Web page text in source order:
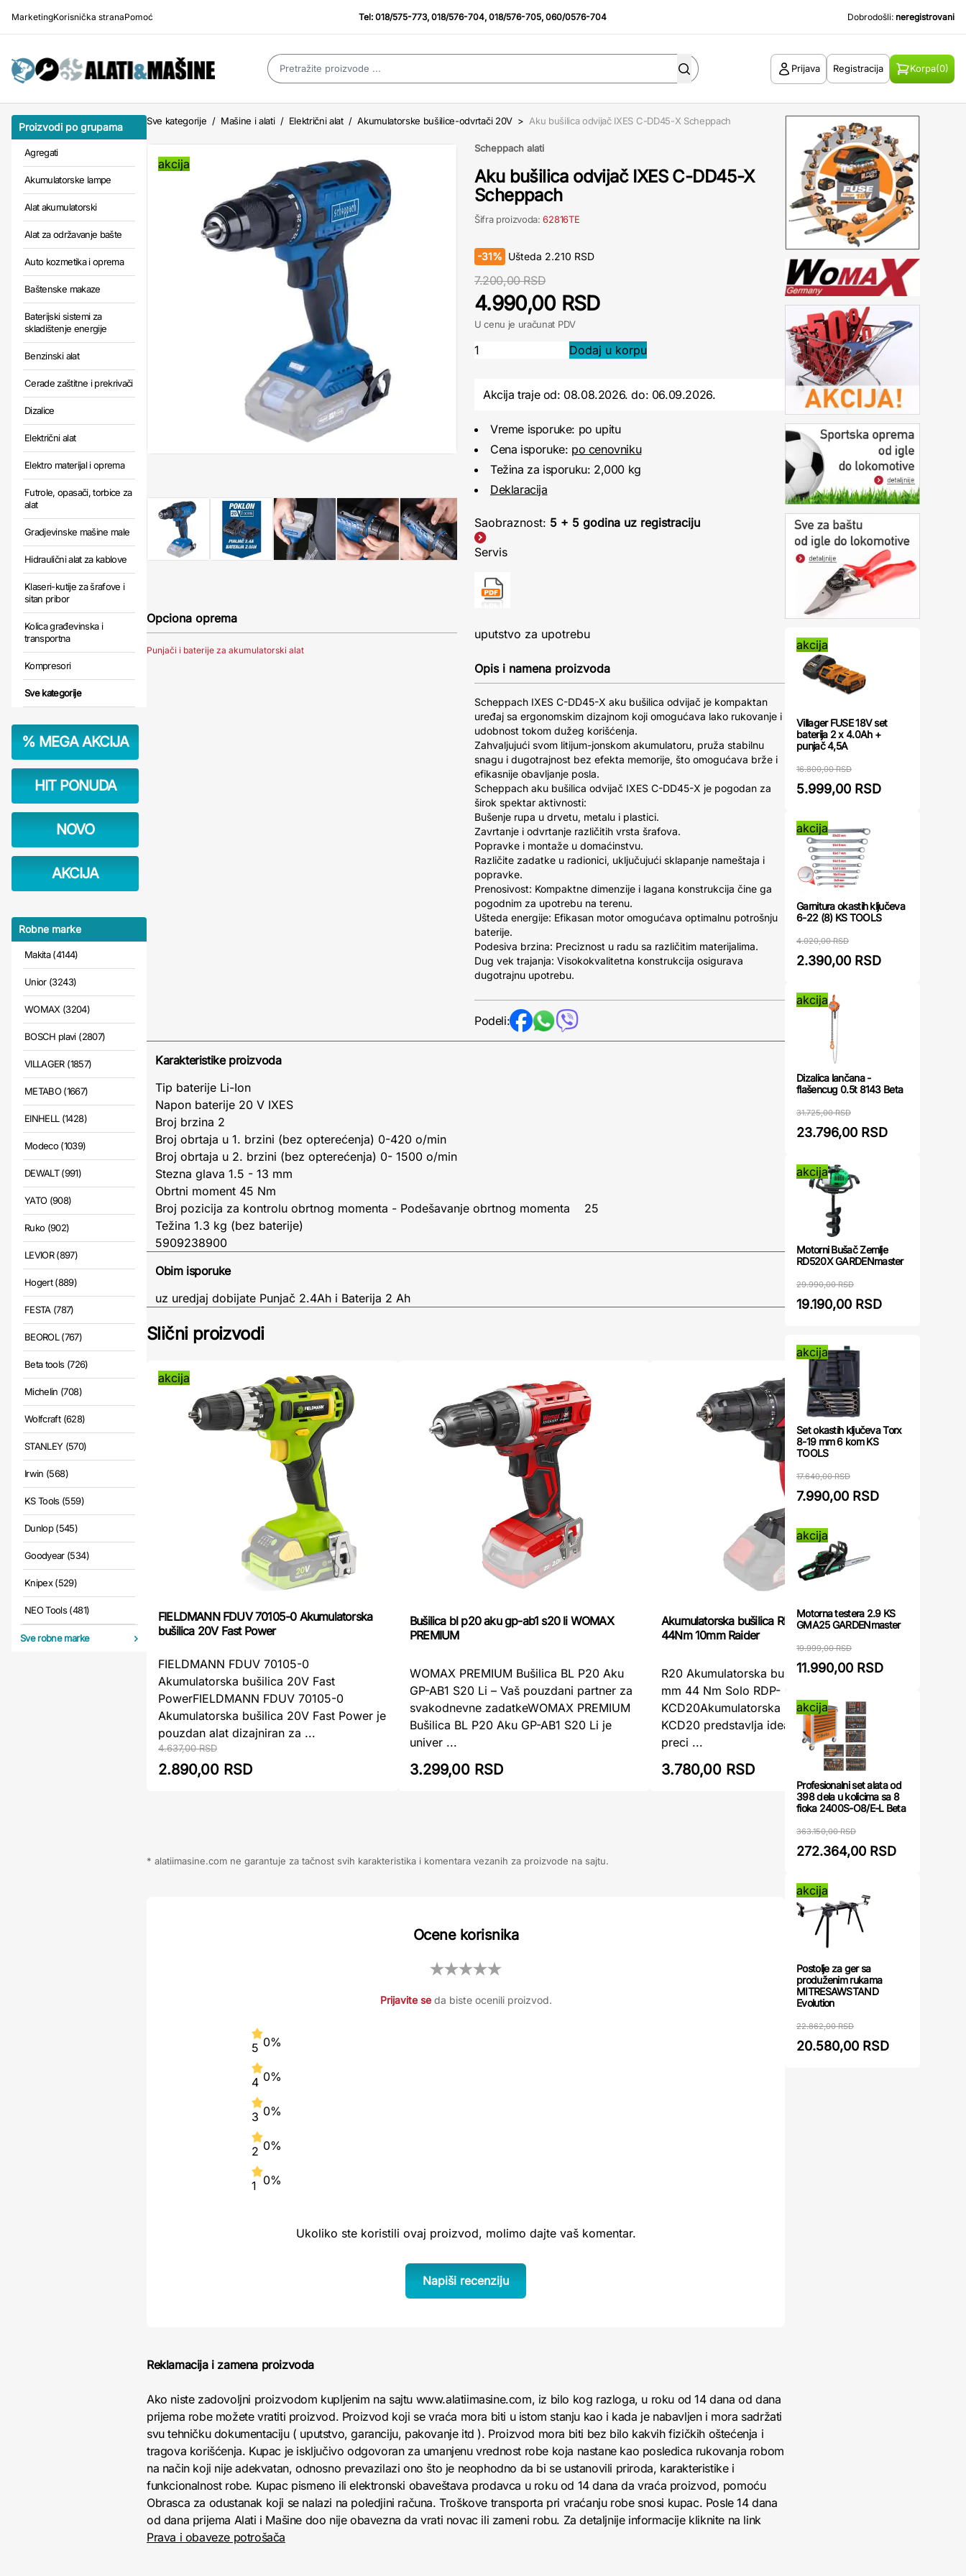
MarketingKorisnička stranaPomoć Tel:018/575-773,018/576-704,018/576-705,060/0576-704 Dobrodošli: neregistrovani
Prijava Registracija Korpa(0)
Proizvodi po grupama
Agregati
Akumulatorske lampe
Alat akumulatorski
Alat za održavanje bašte
Auto kozmetika i oprema
Baštenske makaze
Baterijski sistemi za
skladištenje energije
Benzinski alat
Cerade zaštitne i prekrivači
Dizalice
Električni alat
Elektro materijal i oprema
Futrole, opasači, torbice za
alat
Gradjevinske mašine male
Hidraulični alat za kablove
Klaseri-kutije za šrafove i
sitan pribor
Kolica građevinska i
transportna
Kompresori
Sve kategorije
% MEGA AKCIJA
HIT PONUDA
NOVO
AKCIJA
Robne marke
Makita (4144)
Unior (3243)
WOMAX (3204)
BOSCH plavi (2807)
VILLAGER (1857)
METABO (1667)
EINHELL (1428)
Modeco (1039)
DEWALT (991)
YATO (908)
Ruko (902)
LEVIOR (897)
Hogert (889)
FESTA (787)
BEOROL (767)
Beta tools (726)
Michelin (708)
Wolfcraft (628)
STANLEY (570)
Irwin (568)
KS Tools (559)
Dunlop (545)
Goodyear (534)
Knipex (529)
NEO Tools (481)
Sve robne marke
Sve kategorije / Mašine i alati / Električni alat / Akumulatorske bušilice-odvrtači 20V >Aku bušilica odvijač IXES C-DD45-X Scheppach
akcija
Opciona oprema
Punjači i baterije za akumulatorski alat
Scheppach alati
Aku bušilica odvijač IXES C-DD45-X
Scheppach
Šifra proizvoda:62816TE
-31% Ušteda 2.210 RSD
7.200,00 RSD
4.990,00 RSD
U cenu je uračunat PDV
Akcija traje od: 08.08.2026.do: 06.09.2026.
Vreme isporuke: po upitu
Cena isporuke: po cenovniku
Težina za isporuku: 2,000 kg
Deklaracija
Saobraznost: 5 + 5 godina uz registraciju
Servis
uputstvo za upotrebu
Opis i namena proizvoda
Scheppach IXES C-DD45-X aku bušilica odvijač je kompaktan
uređaj sa ergonomskim dizajnom koji omogućava lako rukovanje i
udobnost tokom dužeg korišćenja.
Zahvaljujući svom litijum-jonskom akumulatoru, pruža stabilnu
snagu i dugotrajnost bez efekta memorije, što omogućava brže i
efikasnije obavljanje posla.
Scheppach aku bušilica odvijač IXES C-DD45-X je pogodan za
širok spektar aktivnosti:
Bušenje rupa u drvetu, metalu i plastici.
Zavrtanje i odvrtanje različitih vrsta šrafova.
Popravke i montaže u domaćinstvu.
Različite zadatke u radionici, uključujući sklapanje nameštaja i
popravke.
Prenosivost: Kompaktne dimenzije i lagana konstrukcija čine ga
pogodnim za upotrebu na terenu.
Ušteda energije: Efikasan motor omogućava optimalnu potrošnju
baterije.
Podesiva brzina: Preciznost u radu sa različitim materijalima.
Dug vek trajanja: Visokokvalitetna konstrukcija osigurava
dugotrajnu upotrebu.
Podeli:
Karakteristike proizvoda
Tip baterije Li-Ion
Napon baterije 20 V IXES
Broj brzina 2
Broj obrtaja u 1. brzini (bez opterećenja) 0-420 o/min
Broj obrtaja u 2. brzini (bez opterećenja) 0- 1500 o/min
Stezna glava 1.5 - 13 mm
Obrtni moment 45 Nm
Broj pozicija za kontrolu obrtnog momenta - Podešavanje obrtnog momenta 25
Težina 1.3 kg (bez baterije)
5909238900
Obim isporuke
uz uredjaj dobijate Punjač 2.4Ah i Baterija 2 Ah
Slični proizvodi
akcija
FIELDMANN FDUV 70105-0 Akumulatorska
bušilica 20V Fast Power
FIELDMANN FDUV 70105-0
Akumulatorska bušilica 20V Fast
PowerFIELDMANN FDUV 70105-0
Akumulatorska bušilica 20V Fast Power je
pouzdan alat dizajniran za ...
4.637,00 RSD
2.890,00 RSD
Bušilica bl p20 aku gp-ab1 s20 li WOMAX
PREMIUM
WOMAX PREMIUM Bušilica BL P20 Aku
GP-AB1 S20 Li – Vaš pouzdani partner za
svakodnevne zadatkeWOMAX PREMIUM
Bušilica BL P20 Aku GP-AB1 S20 Li je
univer ...
3.299,00 RSD
Akumulatorska bušilica RDP-KCD20 solo
44Nm 10mm Raider
R20 Akumulatorska bušilica 2 brzine 10
mm 44 Nm Solo RDP-
KCD20Akumulatorska bušilica R20 RDP-
KCD20 predstavlja idealan spoj snage,
preci ...
3.780,00 RSD
* alatiimasine.com ne garantuje za tačnost svih karakteristika i komentara vezanih za proizvode na sajtu.
Ocene korisnika
Prijavite seda biste ocenili proizvod.
5 0%
4 0%
3 0%
2 0%
1 0%
Ukoliko ste koristili ovaj proizvod, molimo dajte vaš komentar.
Napiši recenziju
Reklamacija i zamena proizvoda
Ako niste zadovoljni proizvodom kupljenim na sajtu www.alatiimasine.com, iz bilo kog razloga, u roku od 14 dana od dana
prijema robe možete vratiti proizvod. Proizvod koji se vraća mora biti u istom stanju kao i kada je nabavljen i mora sadržati
svu tehničku dokumentaciju ( uputstvo, garanciju, pakovanje itd ). Proizvod mora biti bez bilo kakvih fizičkih oštećenja i
tragova korišćenja. Kupac je isključivo odgovoran za umanjenu vrednost robe koja nastane kao posledica rukovanja robom
na način koji nije adekvatan, odnosno prevazilazi ono što je neophodno da bi se ustanovili priroda, karakteristike i
funkcionalnost robe. Kupac pismeno ili elektronski obaveštava prodavca u roku od 14 dana da vraća proizvod, pomoću
Obrasca za odustanak koji se nalazi na poledjini računa. Troškove transporta pri vraćanju robe snosi kupac. Posle 14 dana
od dana prijema Alati i Mašine doo nije obavezna da vrati novac ili zameni robu. Za detaljnije informacije kliknite na link
Prava i obaveze potrošača
akcija
Villager FUSE 18V set
baterija 2 x 4.0Ah +
punjač 4,5A
16.800,00 RSD
5.999,00 RSD
akcija
Garnitura okastih ključeva
6-22 (8) KS TOOLS
4.020,00 RSD
2.390,00 RSD
akcija
Dizalica lančana -
flašencug 0.5t 8143 Beta
31.725,00 RSD
23.796,00 RSD
akcija
Motorni Bušač Zemlje
RD520X GARDENmaster
29.990,00 RSD
19.190,00 RSD
akcija
Set okastih ključeva Torx
8-19 mm 6 kom KS
TOOLS
17.640,00 RSD
7.990,00 RSD
akcija
Motorna testera 2.9 KS
GMA25 GARDENmaster
19.999,00 RSD
11.990,00 RSD
akcija
Profesionalni set alata od
398 dela u kolicima sa 8
fioka 2400S-O8/E-L Beta
363.150,00 RSD
272.364,00 RSD
akcija
Postolje za ger sa
produženim rukama
MITRESAWSTAND
Evolution
22.862,00 RSD
20.580,00 RSD